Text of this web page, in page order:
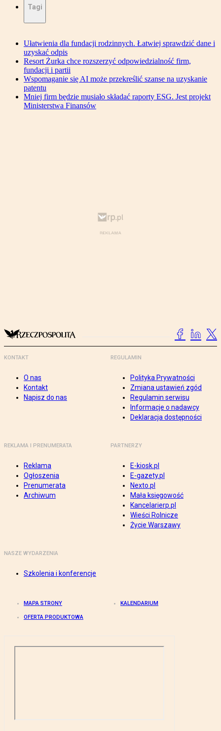
Tagi
Ułatwienia dla fundacji rodzinnych. Łatwiej sprawdzić dane i
uzyskać odpis
Resort Żurka chce rozszerzyć odpowiedzialność firm,
fundacji i partii
Wspomaganie się AI może przekreślić szanse na uzyskanie
patentu
Mniej firm będzie musiało składać raporty ESG. Jest projekt
Ministerstwa Finansów
KONTAKT
O nas
Kontakt
Napisz do nas
REGULAMIN
Polityka Prywatności
Zmiana ustawień zgód
Regulamin serwisu
Informacje o nadawcy
Deklaracja dostępności
REKLAMA I PRENUMERATA
Reklama
Ogłoszenia
Prenumerata
Archiwum
PARTNERZY
E-kiosk.pl
E-gazety.pl
Nexto.pl
Mała księgowość
Kancelarierp.pl
Wieści Rolnicze
Życie Warszawy
NASZE WYDARZENIA
Szkolenia i konferencje
MAPA STRONY KALENDARIUM
OFERTA PRODUKTOWA